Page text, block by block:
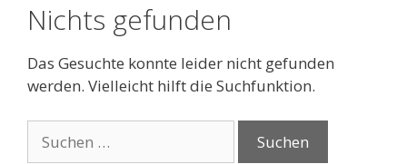
Nichts gefunden
Das Gesuchte konnte leider nicht gefunden
werden. Vielleicht hilft die Suchfunktion.
nach: